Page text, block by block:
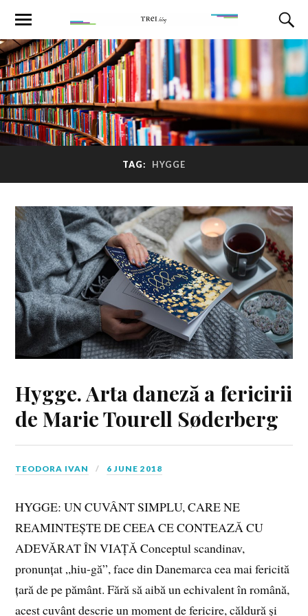
TAG: HYGGE
Hygge. Arta daneză a fericirii
de Marie Tourell Søderberg
TEODORA IVAN 6 JUNE 2018
HYGGE: UN CUVÂNT SIMPLU, CARE NE
REAMINTEȘTE DE CEEA CE CONTEAZĂ CU
ADEVĂRAT ÎN VIAȚĂ Conceptul scandinav,
pronunțat „hiu-gă”, face din Danemarca cea mai fericită
țară de pe pământ. Fără să aibă un echivalent în română,
acest cuvânt descrie un moment de fericire, căldură şi